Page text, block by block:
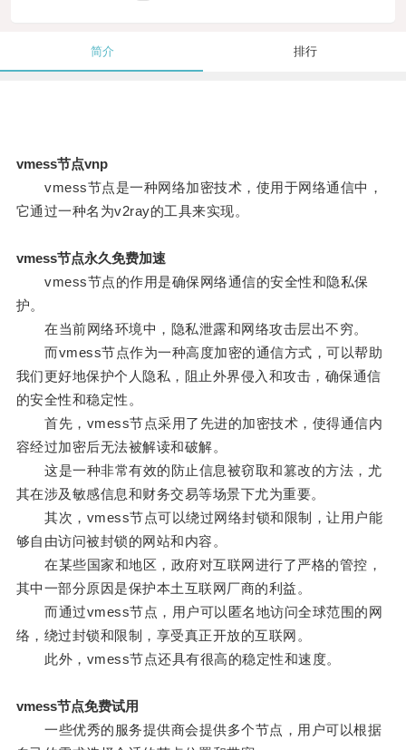
简介 排行
vmess节点vnp
vmess节点是一种网络加密技术，使用于网络通信中，
它通过一种名为v2ray的工具来实现。
vmess节点永久免费加速
vmess节点的作用是确保网络通信的安全性和隐私保
护。
在当前网络环境中，隐私泄露和网络攻击层出不穷。
而vmess节点作为一种高度加密的通信方式，可以帮助
我们更好地保护个人隐私，阻止外界侵入和攻击，确保通信
的安全性和稳定性。
首先，vmess节点采用了先进的加密技术，使得通信内
容经过加密后无法被解读和破解。
这是一种非常有效的防止信息被窃取和篡改的方法，尤
其在涉及敏感信息和财务交易等场景下尤为重要。
其次，vmess节点可以绕过网络封锁和限制，让用户能
够自由访问被封锁的网站和内容。
在某些国家和地区，政府对互联网进行了严格的管控，
其中一部分原因是保护本土互联网厂商的利益。
而通过vmess节点，用户可以匿名地访问全球范围的网
络，绕过封锁和限制，享受真正开放的互联网。
此外，vmess节点还具有很高的稳定性和速度。
vmess节点免费试用
一些优秀的服务提供商会提供多个节点，用户可以根据